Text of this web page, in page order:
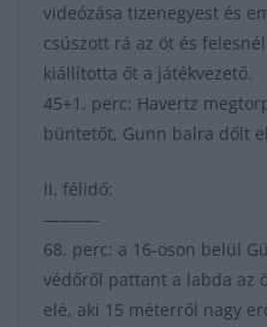
videózása tizenegyest és
csúszott rá az öt és
kiállította őt a játékvezető.
45+1. perc: Havertz
büntetőt, Gunn balra dőlt
II. félidő:
———-
68. perc: a 16-oson belül
védőről pattant a labda az
elé, aki 15 méterről nagy